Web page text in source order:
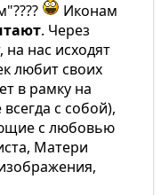
Иконам
. Через
нас исходят
любит своих
в рамку на
с собой),
с любовью
Матери